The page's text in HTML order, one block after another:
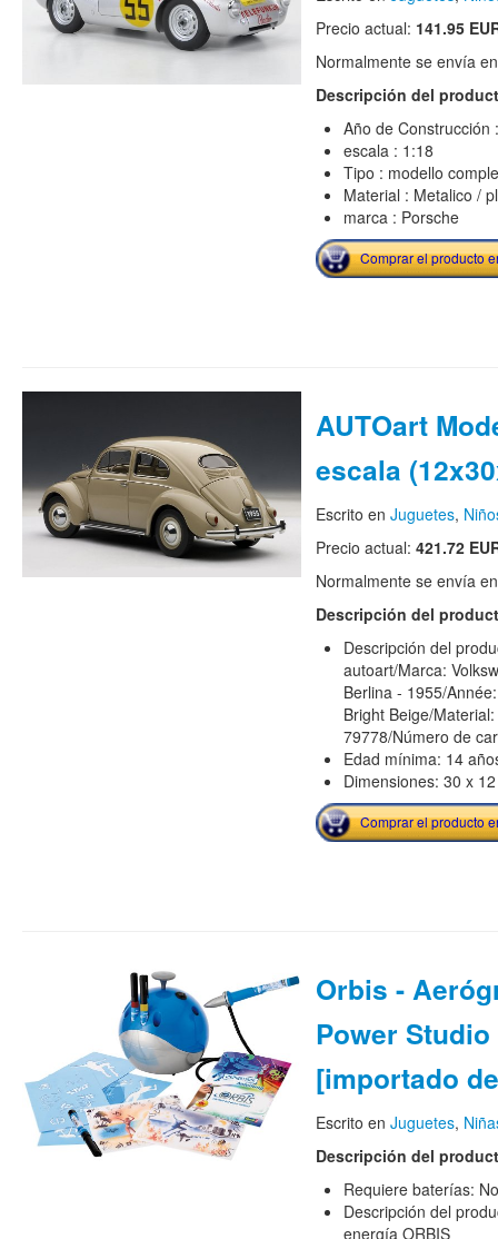
Precio actual: 141.95
Normalmente se envía
Descripción del
Año de Construcción
escala : 1:18
Tipo : modello
Material : Metalico /
marca : Porsche
Comprar el producto
AUTOart
escala
Escrito en Juguetes,
Precio actual: 421.72
Normalmente se envía
Descripción del
Descripción del
autoart/Marca:
Berlina - 1955/
Bright Beige/
79778/Número de
Edad mínima: 14
Dimensiones: 30 x
Comprar el producto
Orbis -
Power Studio
[importado
Escrito en Juguetes,
Descripción del
Requiere baterías: No
Descripción del
energía ORBIS